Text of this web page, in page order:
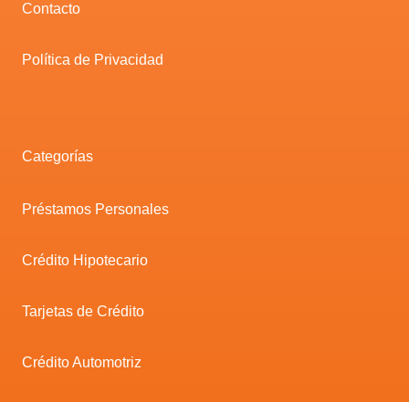
Contacto
Política de Privacidad
Categorías
Préstamos Personales
Crédito Hipotecario
Tarjetas de Crédito
Crédito Automotriz